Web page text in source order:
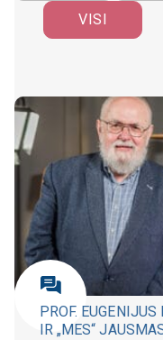
VISI
PROF.
IR „MES“